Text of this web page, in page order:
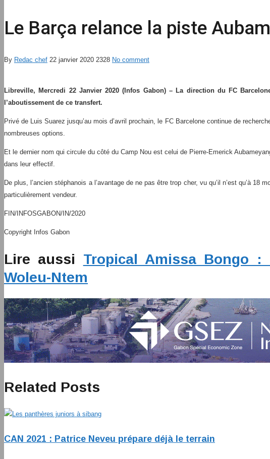
Le Barça relance la piste
By Redac chef 22 janvier 2020 2328 No comment
Libreville, Mercredi 22 Janvier 2020 (Infos Gabon) – La direction du FC
l’aboutissement de ce transfert.
Privé de Luis Suarez jusqu’au mois d’avril prochain, le FC Barcelone continue de
nombreuses options.
Et le dernier nom qui circule du côté du Camp Nou est celui de Pierre-Emerick
dans leur effectif.
De plus, l’ancien stéphanois a l’avantage de ne pas être trop cher, vu qu’il n’est qu’à
particulièrement vendeur.
FIN/INFOSGABON/IN/2020
Copyright Infos Gabon
Lire aussi Tropical Amissa Bongo :
Woleu-Ntem
Related Posts
CAN 2021 : Patrice Neveu prépare déjà le terrain